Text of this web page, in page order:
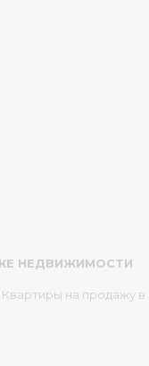
НЕДВИЖИМОСТИ
Квартиры на продажу